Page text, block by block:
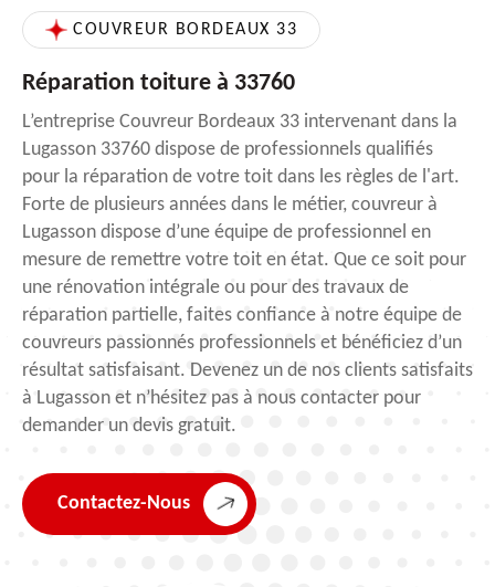
COUVREUR BORDEAUX 33
Réparation toiture à 33760
L’entreprise Couvreur Bordeaux 33 intervenant dans la
Lugasson 33760 dispose de professionnels qualifiés
pour la réparation de votre toit dans les règles de l'art.
Forte de plusieurs années dans le métier, couvreur à
Lugasson dispose d’une équipe de professionnel en
mesure de remettre votre toit en état. Que ce soit pour
une rénovation intégrale ou pour des travaux de
réparation partielle, faites confiance à notre équipe de
couvreurs passionnés professionnels et bénéficiez d’un
résultat satisfaisant. Devenez un de nos clients satisfaits
à Lugasson et n’hésitez pas à nous contacter pour
demander un devis gratuit.
Contactez-Nous